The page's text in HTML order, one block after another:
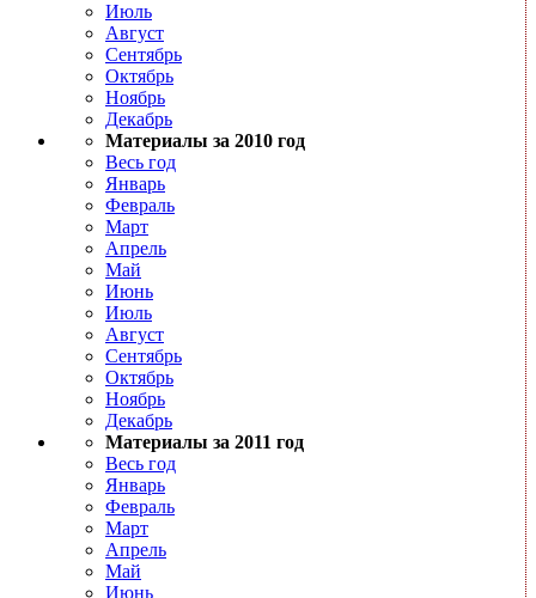
Июль
Август
Сентябрь
Октябрь
Ноябрь
Декабрь
Материалы за 2010 год
Весь год
Январь
Февраль
Март
Апрель
Май
Июнь
Июль
Август
Сентябрь
Октябрь
Ноябрь
Декабрь
Материалы за 2011 год
Весь год
Январь
Февраль
Март
Апрель
Май
Июнь